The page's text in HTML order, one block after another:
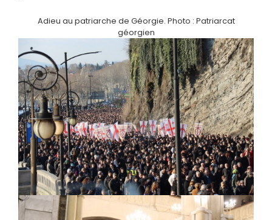
Adieu au patriarche de Géorgie. Photo : Patriarcat
géorgien